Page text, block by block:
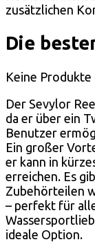
zusätzlichen
Die
Keine Produkte
Der Sevylor
da er über ein
Benutzer
Ein großer
er kann in
erreichen. Es
Zubehörteilen
– perfekt für
ideale Option.